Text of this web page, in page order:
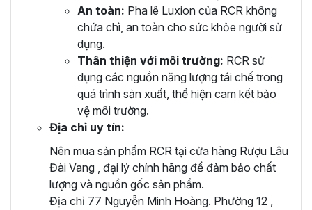
An toàn: Pha lê Luxion của RCR không
chứa chì, an toàn cho sức khỏe người sử
dụng.
Thân thiện với môi trường: RCR sử
dụng các nguồn năng lượng tái chế trong
quá trình sản xuất, thể hiện cam kết bảo
vệ môi trường.
Địa chỉ uy tín:
Nên mua sản phẩm RCR tại cửa hàng Rượu Lâu
Đài Vang , đại lý chính hãng để đảm bảo chất
lượng và nguồn gốc sản phẩm.
Địa chỉ 77 Nguyễn Minh Hoàng. Phường 12 ,